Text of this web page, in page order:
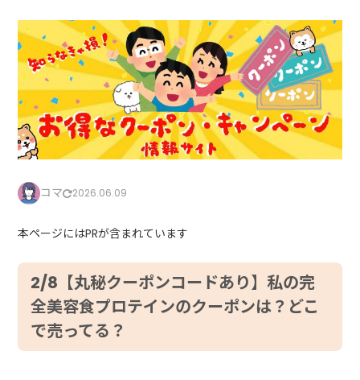
コマ 2026.06.09
本ページにはPRが含まれています
2/8【丸秘クーポンコードあり】私の完
全美容食プロテインのクーポンは？どこ
で売ってる？